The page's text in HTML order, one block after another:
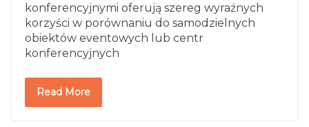
konferencyjnymi oferują szereg wyraźnych
korzyści w porównaniu do samodzielnych
obiektów eventowych lub centr
konferencyjnych
Read More